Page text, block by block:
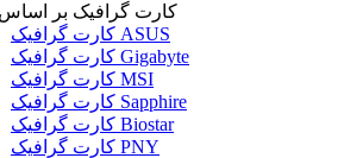
کارت گرافیک بر اساس
کارت گرافیک ASUS
کارت گرافیک Gigabyte
کارت گرافیک MSI
کارت گرافیک Sapphire
کارت گرافیک Biostar
کارت گرافیک PNY